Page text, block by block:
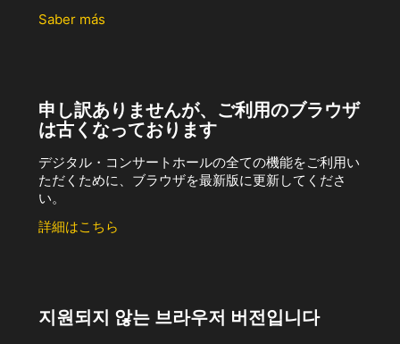
Saber más
申し訳ありませんが、ご利用のブラウザ
は古くなっております
デジタル・コンサートホールの全ての機能をご利用い
ただくために、ブラウザを最新版に更新してくださ
い。
詳細はこちら
지원되지 않는 브라우저 버전입니다